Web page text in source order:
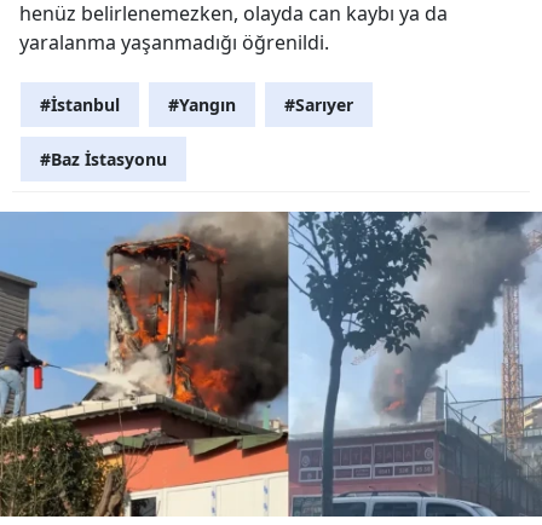
henüz belirlenemezken, olayda can kaybı ya da
yaralanma yaşanmadığı öğrenildi.
#İstanbul #Yangın #Sarıyer
#Baz İstasyonu